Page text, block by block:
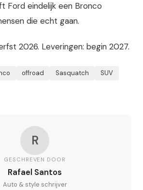
Ford eindelijk een Bronco
die echt gaan.
2026. Leveringen: begin 2027.
offroad Sasquatch
SUV
R
GESCHREVEN DOOR
Rafael Santos
Auto & style schrijver